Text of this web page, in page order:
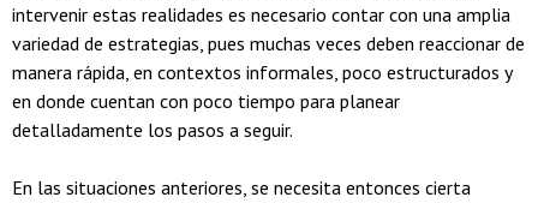
intervenir estas realidades es necesario contar con una amplia
variedad de estrategias, pues muchas veces deben reaccionar de
manera rápida, en contextos informales, poco estructurados y
en donde cuentan con poco tiempo para planear
detalladamente los pasos a seguir.
En las situaciones anteriores, se necesita entonces cierta